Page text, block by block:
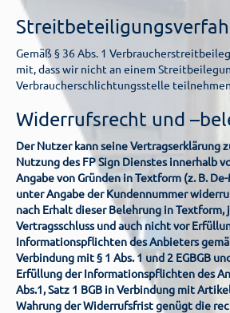
Gemäß § 36 Abs. 1
mit, dass wir nicht an einem
Verbraucherschlichtungsstelle
Widerrufsrecht und
Der Nutzer kann seine Vertragserklärung
Nutzung des FP Sign Dienstes innerhalb
Angabe von Gründen in Textform (z. B.
unter Angabe der Kundennummer
nach Erhalt dieser Belehrung in Textform,
Vertragsschluss und auch nicht vor
Informationspflichten des Anbieters
Verbindung mit § 1 Abs. 1 und 2 EGBGB
Erfüllung der Informationspflichten des
Abs.1, Satz 1 BGB in Verbindung mit
Wahrung der Widerrufsfrist genügt die